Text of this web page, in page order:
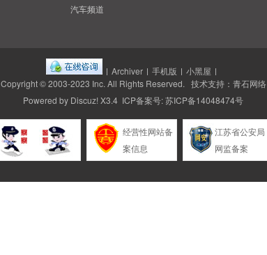
汽车频道
| Archiver | 手机版 | 小黑屋 |
Copyright © 2003-2023 Inc. All Rights Reserved. 技术支持： 青石网络
Powered by Discuz! X3.4 ICP备案号:苏ICP备14048474号
经营性网站备
案信息
江苏省公安局
网监备案